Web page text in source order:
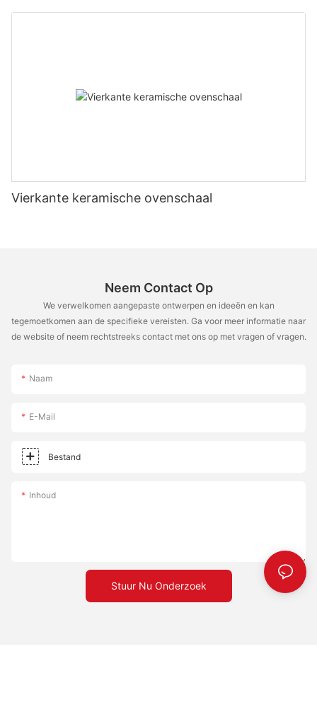
Vierkante keramische ovenschaal
Neem Contact Op
We verwelkomen aangepaste ontwerpen en ideeën en kan
tegemoetkomen aan de specifieke vereisten. Ga voor meer informatie naar
de website of neem rechtstreeks contact met ons op met vragen of vragen.
Naam
E-Mail
Bestand
Inhoud
Stuur Nu Onderzoek